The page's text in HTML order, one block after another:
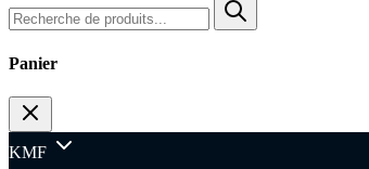
Panier
KMF